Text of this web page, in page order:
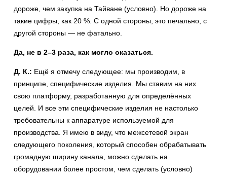
дороже, чем закупка на Тайване (условно). Но дороже на
такие цифры, как 20 %. С одной стороны, это печально, с
другой стороны — не фатально.
Да, не в 2–3 раза, как могло оказаться.
Д. К.: Ещё я отмечу следующее: мы производим, в
принципе, специфические изделия. Мы ставим на них
свою платформу, разработанную для определённых
целей. И все эти специфические изделия не настолько
требовательны к аппаратуре используемой для
производства. Я имею в виду, что межсетевой экран
следующего поколения, который способен обрабатывать
громадную ширину канала, можно сделать на
оборудовании более простом, чем сделать (условно)